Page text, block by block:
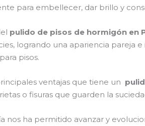
para embellecer, dar brillo y
pulido de pisos de hormigón en
logrando una apariencia pareja
pisos.
ventajas que tiene un
o fisuras que guarden la
nos ha permitido avanzar y